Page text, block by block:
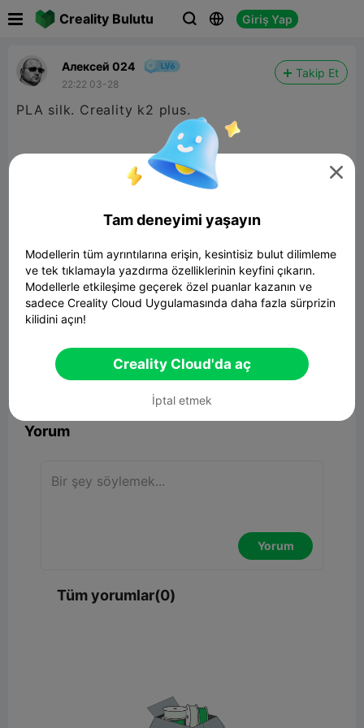
Creality Bulutu   Giriş Yap
Алексей 024
22:22 03-28
Takip Et
PLA silk. Creality k2 plus.
Gothic Arched Casket Box

Yorum
Yorum
Tüm yorumlar(0)

Tam deneyimi yaşayın
Modellerin tüm ayrıntılarına erişin, kesintisiz bulut dilimleme
ve tek tıklamayla yazdırma özelliklerinin keyfini çıkarın.
Modellerle etkileşime geçerek özel puanlar kazanın ve
sadece Creality Cloud Uygulamasında daha fazla sürprizin
kilidini açın!
Creality Cloud'da aç
İptal etmek